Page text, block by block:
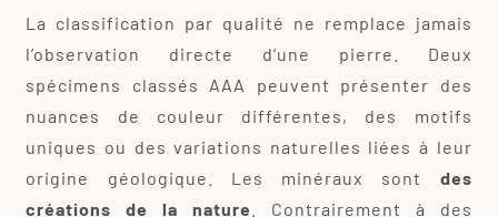
La classification par qualité ne remplace jamais
l’observation directe d’une pierre. Deux
spécimens classés AAA peuvent présenter des
nuances de couleur différentes, des motifs
uniques ou des variations naturelles liées à leur
origine géologique. Les minéraux sont des
créations de la nature
. Contrairement à des